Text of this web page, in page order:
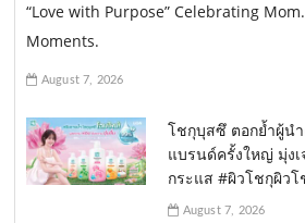
“Love with Purpose” Celebrating
Moments.
August 7, 2026
โชกุบุสซึ ตอกย้ำผู้น
แบรนด์ครั้งใหญ่ มุ่ง
กระแส #ผิวโชกุผิวโ
August 7, 2026